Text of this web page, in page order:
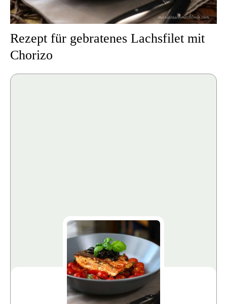
Rezept für gebratenes Lachsfilet mit
Chorizo